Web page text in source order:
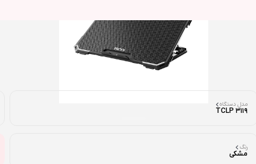
مدل دستگاه
TCLP 3119
رنگ
مشکی